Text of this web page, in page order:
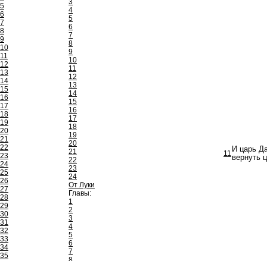
5
6
7
8
9
10
11
12
13
14
15
16
17
18
19
20
21
22
23
24
25
26
27
28
29
30
31
32
33
34
35
3
4
5
6
7
8
9
10
11
12
13
14
15
16
17
18
19
20
21
22
23
24
От Луки
Главы:
1
2
3
4
5
6
7
11 И царь
вернуть